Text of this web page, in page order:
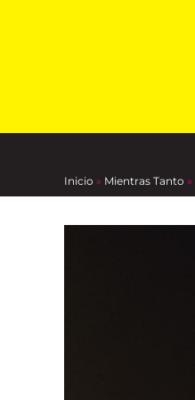
Inicio » Mientras Tanto »